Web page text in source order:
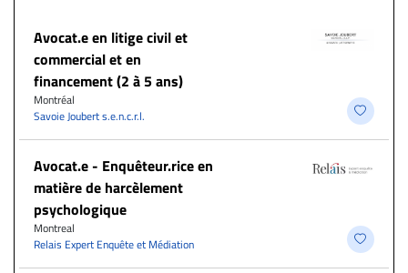
Avocat.e en litige civil et
commercial et en
financement (2 à 5 ans)
Montréal
Savoie Joubert s.e.n.c.r.l.
Avocat.e - Enquêteur.rice en
matière de harcèlement
psychologique
Montreal
Relais Expert Enquête et Médiation